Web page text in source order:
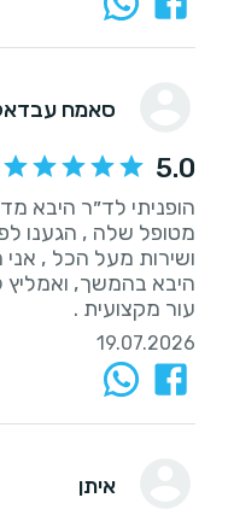
סאמח
5.0
הופניתי לד״ר היבא
מטופל שלה , הגענו
ושירות מעל הכל , אני
היבא בהמשך,
עור מקצועית .
19.07.2026
איתן